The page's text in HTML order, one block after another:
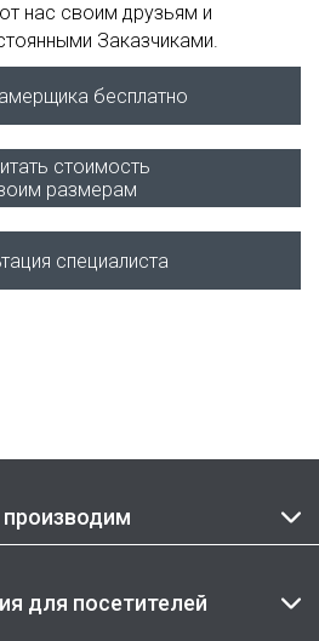
нас своим друзьям и
Заказчиками.
бесплатно
стоимость
размерам
специалиста
для посетителей